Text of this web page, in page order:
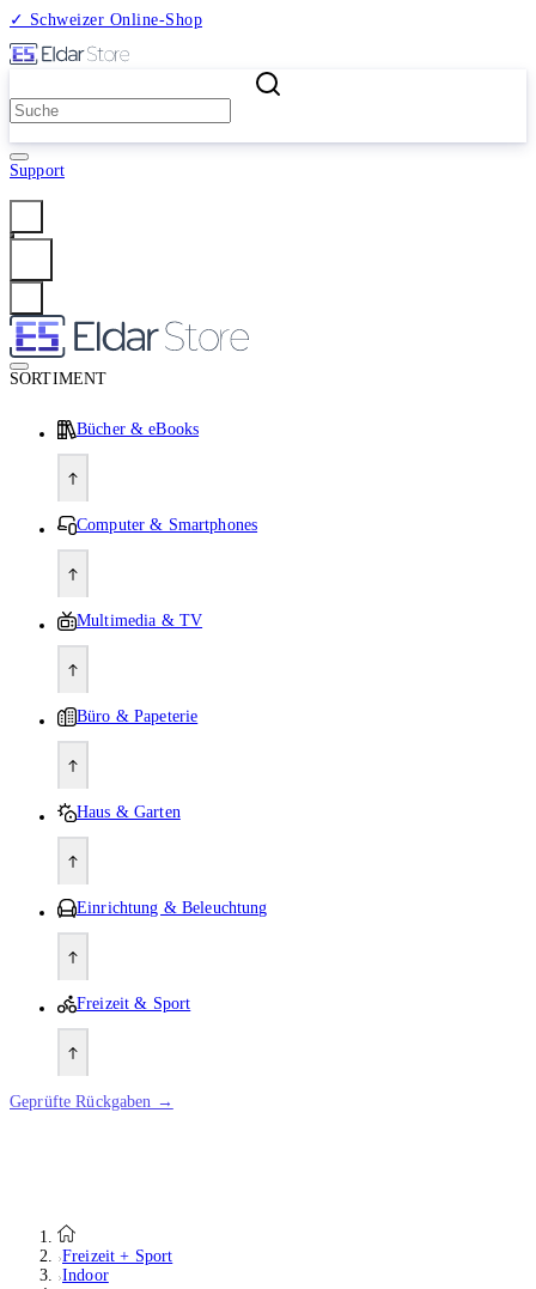
✓ Schweizer Online-Shop
Support
SORTIMENT
Bücher & eBooks
Computer & Smartphones
Multimedia & TV
Büro & Papeterie
Haus & Garten
Einrichtung & Beleuchtung
Freizeit & Sport
Geprüfte Rückgaben →
Freizeit + Sport
Indoor